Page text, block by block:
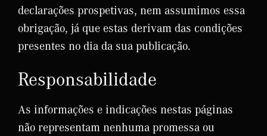
declarações prospetivas, nem assumimos essa
obrigação, já que estas derivam das condições
presentes no dia da sua publicação.
Responsabilidade
As informações e indicações nestas páginas
não representam nenhuma promessa ou